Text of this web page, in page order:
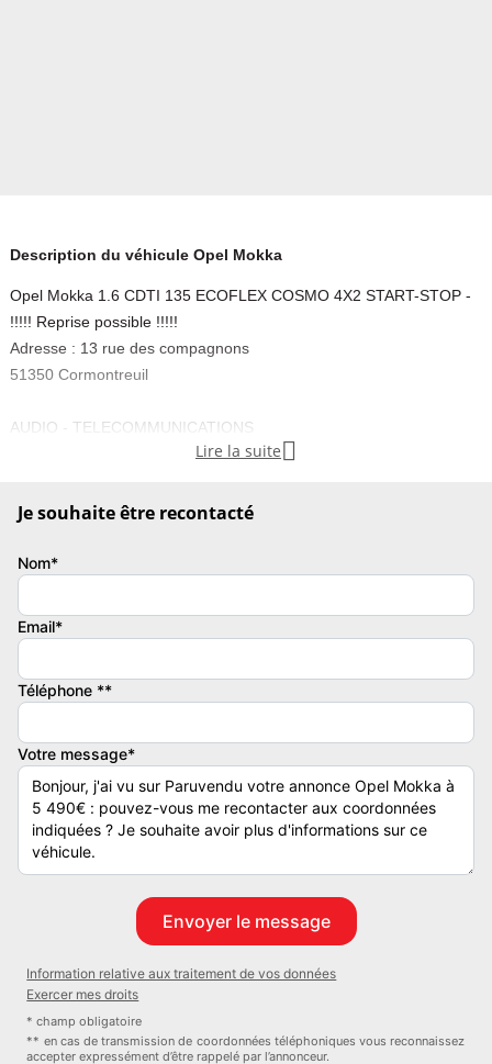
Description du véhicule Opel Mokka
Opel Mokka 1.6 CDTI 135 ECOFLEX COSMO 4X2 START-STOP -
!!!!! Reprise possible !!!!!
Adresse : 13 rue des compagnons
51350 Cormontreuil
AUDIO - TELECOMMUNICATIONS
Commandes du système audio au volant
Kit mains libres Bluetooth
Prise USB
Radio
Confort :
Détecteur de pluie
Régulateur de vitesse
Climatisation automatique
Vitres électriques
Rétroviseurs électriques
Volant réglable hauteur/profondeur
Siège conducteur réglable en hauteur
Accoudoirs centrale
Vitres arrière sustentées
Direction assistée
Radars de recul
Camera de recul
Lire la suite 
Je souhaite être recontacté
Nom*
Email*
Téléphone **
Votre message*
Information relative aux traitement de vos données
Exercer mes droits
* champ obligatoire
** en cas de transmission de coordonnées téléphoniques vous reconnaissez
accepter expressément d’être rappelé par l’annonceur.